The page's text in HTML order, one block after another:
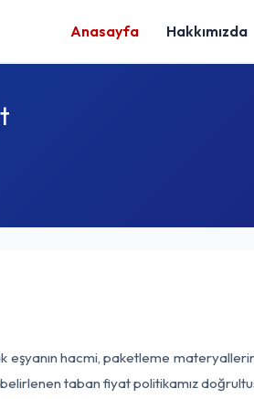
Anasayfa Hakkımızda
eşyanın hacmi, paketleme
taban fiyat politikamız